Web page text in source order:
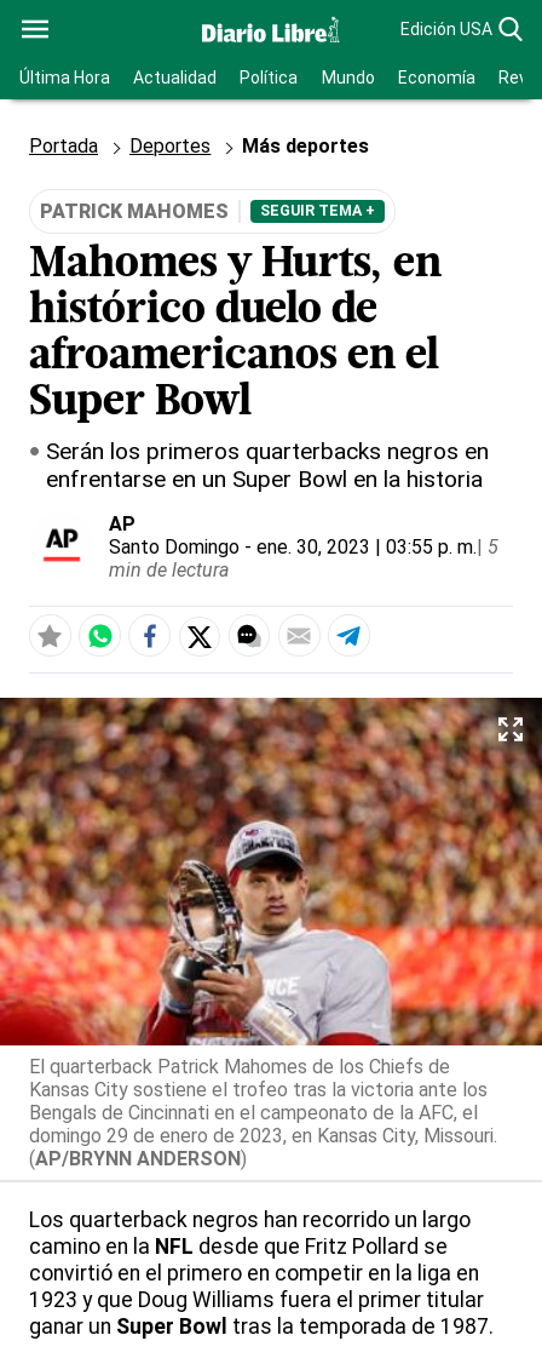
Edición USA
Última Hora Actualidad Política Mundo Economía
Portada Deportes Más deportes
PATRICK MAHOMES SEGUIR TEMA +
Mahomes y Hurts, en
histórico duelo de
afroamericanos en el
Super Bowl
Serán los primeros quarterbacks negros en
enfrentarse en un Super Bowl en la historia
AP
Santo Domingo - ene. 30, 2023 | 03:55 p. m.| 5
min de lectura
El quarterback Patrick Mahomes de los Chiefs de
Kansas City sostiene el trofeo tras la victoria ante los
Bengals de Cincinnati en el campeonato de la AFC, el
domingo 29 de enero de 2023, en Kansas City, Missouri.
(AP/BRYNN ANDERSON)
Los quarterback negros han recorrido un largo
camino en la NFL desde que Fritz Pollard se
convirtió en el primero en competir en la liga en
1923 y que Doug Williams fuera el primer titular
ganar un Super Bowl tras la temporada de 1987.